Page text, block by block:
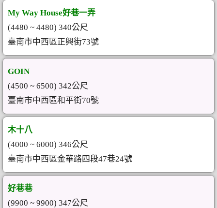
My Way House好巷一弄
(4480 ~ 4480) 340公尺
臺南市中西區正興街73號
GOIN
(4500 ~ 6500) 342公尺
臺南市中西區和平街70號
木十八
(4000 ~ 6000) 346公尺
臺南市中西區金華路四段47巷24號
好巷巷
(9900 ~ 9900) 347公尺